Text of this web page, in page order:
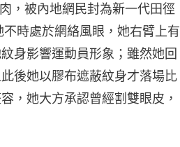
，被內地網民封為新一代田徑
時處於網絡風眼，她右臂上有
身影響運動員形象；雖然她回
後她以膠布遮蔽紋身才落場比
，她大方承認曾經割雙眼皮，